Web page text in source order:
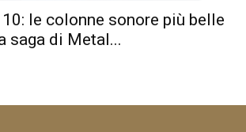
le colonne sonore più belle
saga di Metal...